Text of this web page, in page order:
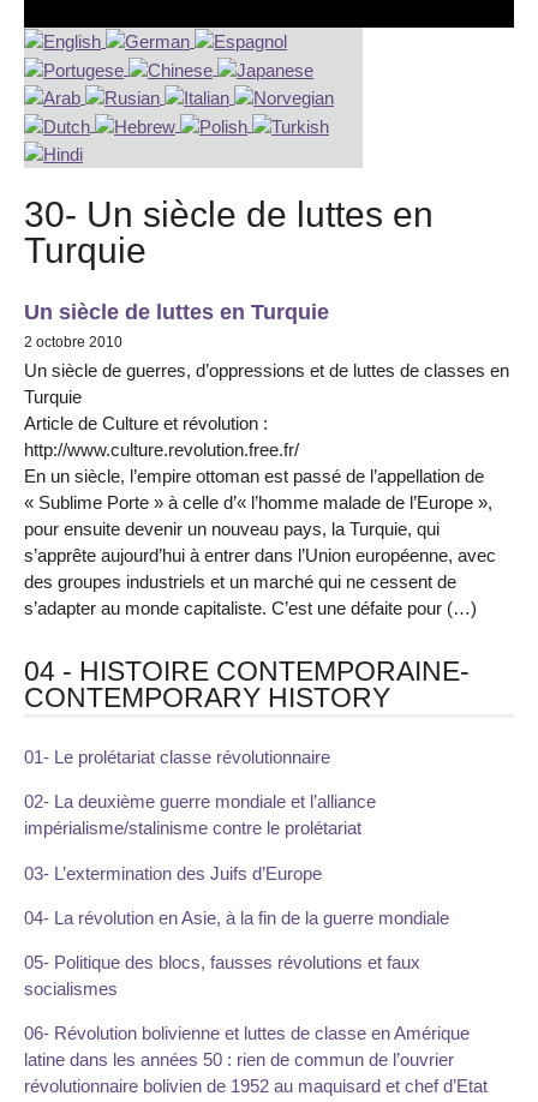
30- Un siècle de luttes en
Turquie
Un siècle de luttes en Turquie
2 octobre 2010
Un siècle de guerres, d’oppressions et de luttes de classes en
Turquie
Article de Culture et révolution :
http://www.culture.revolution.free.fr/
En un siècle, l’empire ottoman est passé de l’appellation de
« Sublime Porte » à celle d’« l’homme malade de l’Europe »,
pour ensuite devenir un nouveau pays, la Turquie, qui
s’apprête aujourd’hui à entrer dans l’Union européenne, avec
des groupes industriels et un marché qui ne cessent de
s’adapter au monde capitaliste. C’est une défaite pour (…)
04 - HISTOIRE CONTEMPORAINE-
CONTEMPORARY HISTORY
01- Le prolétariat classe révolutionnaire
02- La deuxième guerre mondiale et l’alliance
impérialisme/stalinisme contre le prolétariat
03- L’extermination des Juifs d’Europe
04- La révolution en Asie, à la fin de la guerre mondiale
05- Politique des blocs, fausses révolutions et faux
socialismes
06- Révolution bolivienne et luttes de classe en Amérique
latine dans les années 50 : rien de commun de l’ouvrier
révolutionnaire bolivien de 1952 au maquisard et chef d’Etat